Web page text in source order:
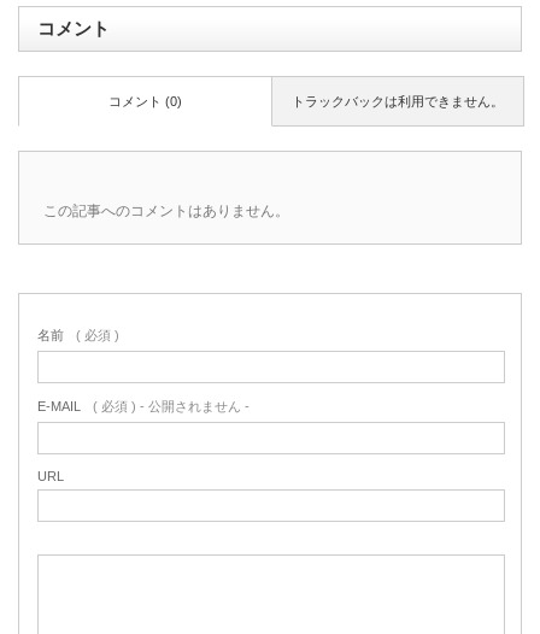
コメント
トラックバックは利用できません。
コメント (0)
この記事へのコメントはありません。
名前 ( 必須 )
E-MAIL ( 必須 ) - 公開されません -
URL